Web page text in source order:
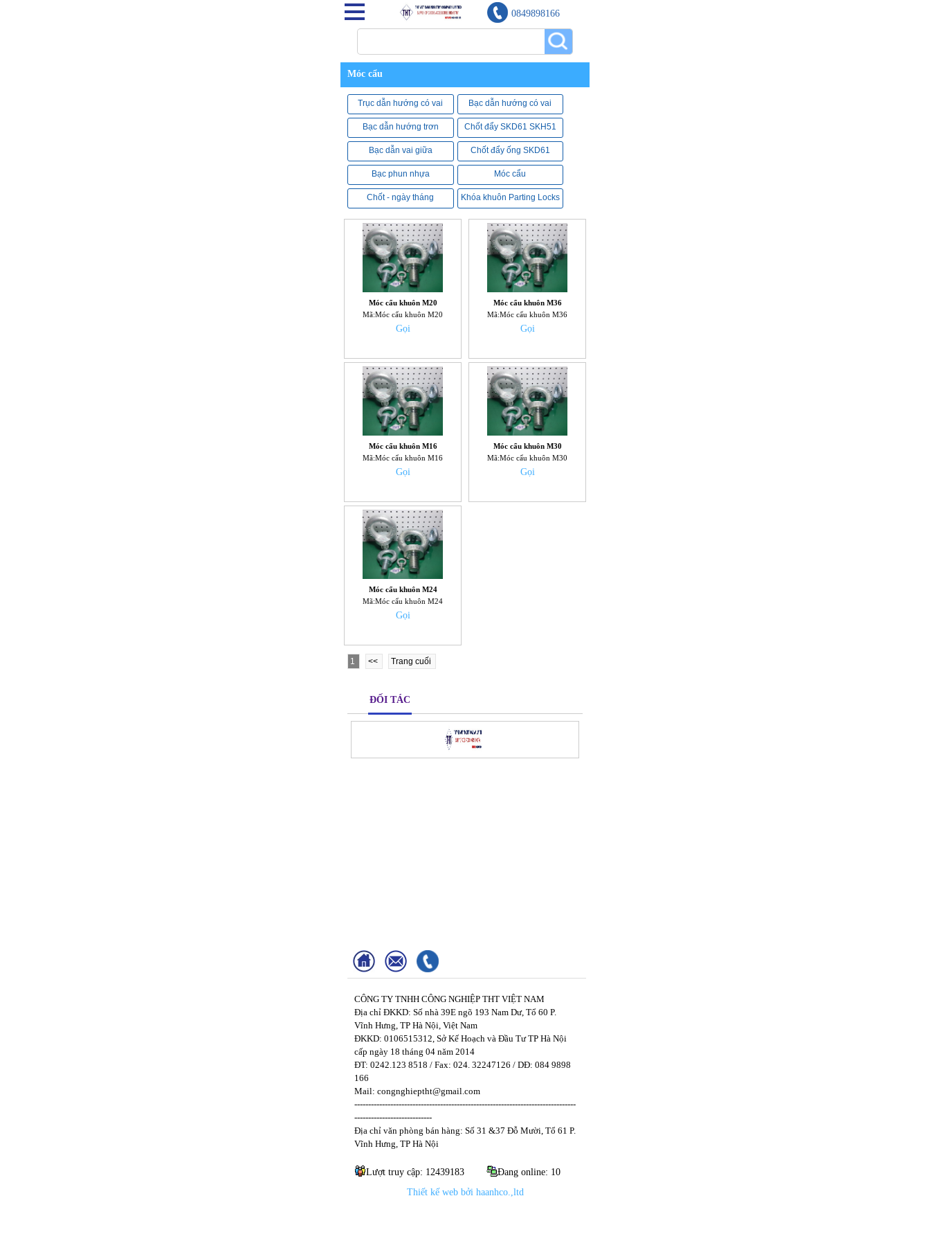
0849898166
Móc cẩu
Trục dẫn hướng có vai Bạc dẫn hướng có vai
Bạc dẫn hướng trơn Chốt đẩy SKD61 SKH51
Bạc dẫn vai giữa Chốt đẩy ống SKD61
Bạc phun nhựa Móc cẩu
Chốt - ngày tháng Khóa khuôn Parting Locks
Móc cẩu khuôn M20
Mã:Móc cẩu khuôn M20
Gọi
Móc cẩu khuôn M36
Mã:Móc cẩu khuôn M36
Gọi
Móc cẩu khuôn M16
Mã:Móc cẩu khuôn M16
Gọi
Móc cẩu khuôn M30
Mã:Móc cẩu khuôn M30
Gọi
Móc cẩu khuôn M24
Mã:Móc cẩu khuôn M24
Gọi
1 << Trang cuối
ĐỐI TÁC
CÔNG TY TNHH CÔNG NGHIỆP THT VIỆT NAM
Địa chỉ ĐKKD: Số nhà 39E ngõ 193 Nam Dư, Tổ 60 P.
Vĩnh Hưng, TP Hà Nội, Việt Nam
ĐKKD: 0106515312, Sở Kế Hoạch và Đầu Tư TP Hà Nội
cấp ngày 18 tháng 04 năm 2014
ĐT: 0242.123 8518 / Fax: 024. 32247126 / DĐ: 084 9898
166
Mail: congnghieptht@gmail.com
--------------------------------------------------------------------------------
----------------------------
Địa chỉ văn phòng bán hàng: Số 31 &37 Đỗ Mười, Tổ 61 P.
Vĩnh Hưng, TP Hà Nội
Lượt truy cập: 12439183
Đang online: 10
Thiết kế web bởi haanhco.,ltd